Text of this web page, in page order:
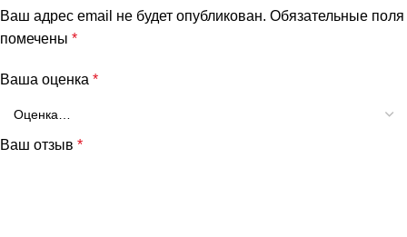
Ваш адрес email не будет опубликован. Обязательные поля
помечены *
Ваша оценка *
Ваш отзыв *